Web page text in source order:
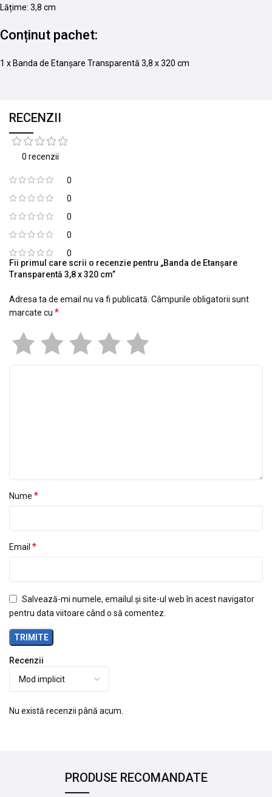
Lățime: 3,8 cm
Conținut pachet:
1 x Banda de Etanșare Transparentă 3,8 x 320 cm
RECENZII
0 recenzii
0
0
0
0
0
Recenzii
Nu există recenzii până acum.
Fii primul care scrii o recenzie pentru „Banda de Etanșare
Transparentă 3,8 x 320 cm”
Adresa ta de email nu va fi publicată. Câmpurile obligatorii sunt
marcate cu *
Nume *
Email *
Salvează-mi numele, emailul și site-ul web în acest navigator
pentru data viitoare când o să comentez.
PRODUSE RECOMANDATE